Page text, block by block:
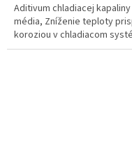
Aditivum chladiacej
média, Zníženie teploty
koroziou v chladiacom